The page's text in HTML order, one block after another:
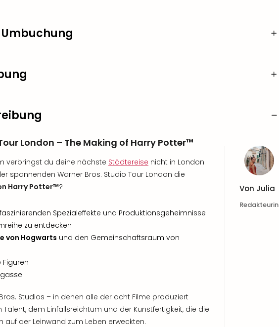
London – The Making of Harry Potter™
verbringst du deine nächste Städtereise nicht in London
spannenden Warner Bros. Studio Tour London die
Harry Potter™?
Spezialeffekte und Produktionsgeheimnisse
zu entdecken
von Hogwarts und den Gemeinschaftsraum von
Studios – in denen alle der acht Filme produziert
dem Einfallsreichtum und der Kunstfertigkeit, die die
der Leinwand zum Leben erweckten.
Von Julia
Redakteurin